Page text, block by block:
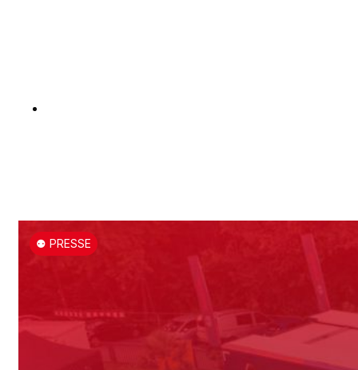
⚉ PRESSE